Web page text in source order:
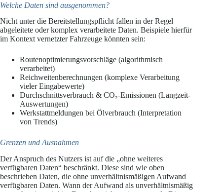
Welche Daten sind ausgenommen?
Nicht unter die Bereitstellungspflicht fallen in der Regel
abgeleitete oder komplex verarbeitete Daten. Beispiele hierfür
im Kontext vernetzter Fahrzeuge könnten sein:
Routenoptimierungsvorschläge (algorithmisch
verarbeitet)
Reichweitenberechnungen (komplexe Verarbeitung
vieler Eingabewerte)
Durchschnittsverbrauch & CO₂-Emissionen (Langzeit-
Auswertungen)
Werkstattmeldungen bei Ölverbrauch (Interpretation
von Trends)
Grenzen und Ausnahmen
Der Anspruch des Nutzers ist auf die „ohne weiteres
verfügbaren Daten“ beschränkt. Diese sind wie oben
beschrieben Daten, die ohne unverhältnismäßigen Aufwand
verfügbaren Daten. Wann der Aufwand als unverhältnismäßig